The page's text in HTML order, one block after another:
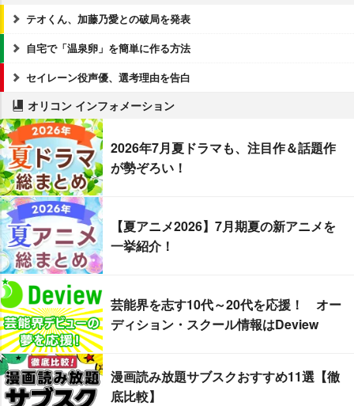
テオくん、加藤乃愛との破局を発表
自宅で「温泉卵」を簡単に作る方法
セイレーン役声優、選考理由を告白
オリコン インフォメーション
2026年7月夏ドラマも、注目作＆話題作
が勢ぞろい！
【夏アニメ2026】7月期夏の新アニメを
一挙紹介！
芸能界を志す10代～20代を応援！ オー
ディション・スクール情報はDeview
漫画読み放題サブスクおすすめ11選【徹
底比較】